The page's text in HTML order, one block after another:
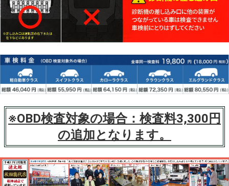
※OBD検査対象の場合：検査料3,300円
の追加となります。